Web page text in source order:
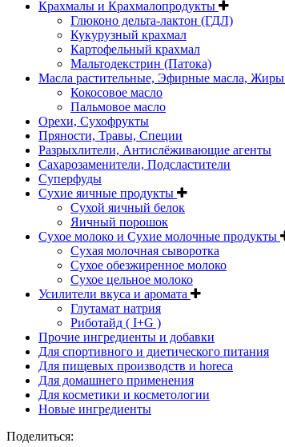
Крахмалы и Крахмалопродукты
Глюконо дельта-лактон (ГДЛ)
Кукурузный крахмал
Картофельный крахмал
Мальтодекстрин (Патока)
Масла растительные, Эфирные масла, Жиры
Кокосовое масло
Пальмовое масло
Орехи, Сухофрукты
Пряности, Травы, Специи
Разрыхлители, Антислёживающие агенты
Сахарозаменители, Подсластители
Суперфуды
Сухие яичные продукты
Сухой яичный белок
Яичный порошок
Сухое молоко и Сухие молочные продукты
Сухая молочная сыворотка
Сухое обезжиренное молоко
Сухое цельное молоко
Усилители вкуса и аромата
Глутамат натрия
Риботайд ( I+G )
Прочие ингредиенты и добавки
Для спортивного и диетического питания
Для пищевых производств и horeca
Для домашнего применения
Для косметики и косметологии
Новые ингредиенты
Поделиться: